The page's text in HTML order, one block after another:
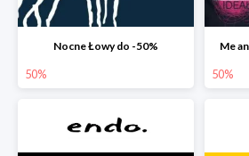
Nocne Łowy do -50%
50%
Me
50%